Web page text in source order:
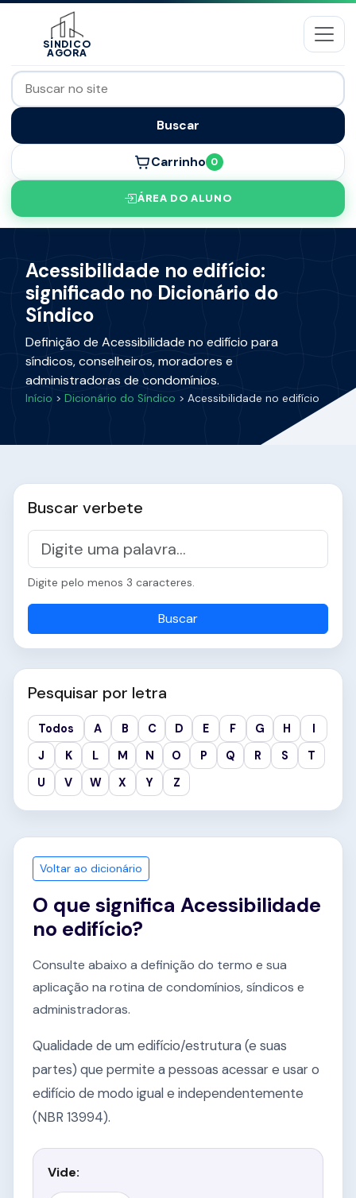
SÍNDICO
AGORA
Buscar
Carrinho 0
ÁREA DO ALUNO
Acessibilidade no edifício:
significado no Dicionário do
Síndico
Definição de Acessibilidade no edifício para
síndicos, conselheiros, moradores e
administradoras de condomínios.
Início > Dicionário do Síndico > Acessibilidade no edifício
Voltar ao dicionário
O que significa Acessibilidade
no edifício?
Consulte abaixo a definição do termo e sua
aplicação na rotina de condomínios, síndicos e
administradoras.
Qualidade de um edifício/estrutura (e suas
partes) que permite a pessoas acessar e usar o
edifício de modo igual e independentemente
(NBR 13994).
Vide:
Buscar verbete
Digite pelo menos 3 caracteres.
Buscar
Pesquisar por letra
Todos A B C D E F G H
I
J
K L M N O P Q R S
T
U
V W X Y Z